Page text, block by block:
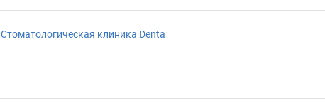
Стоматологическая клиника Denta